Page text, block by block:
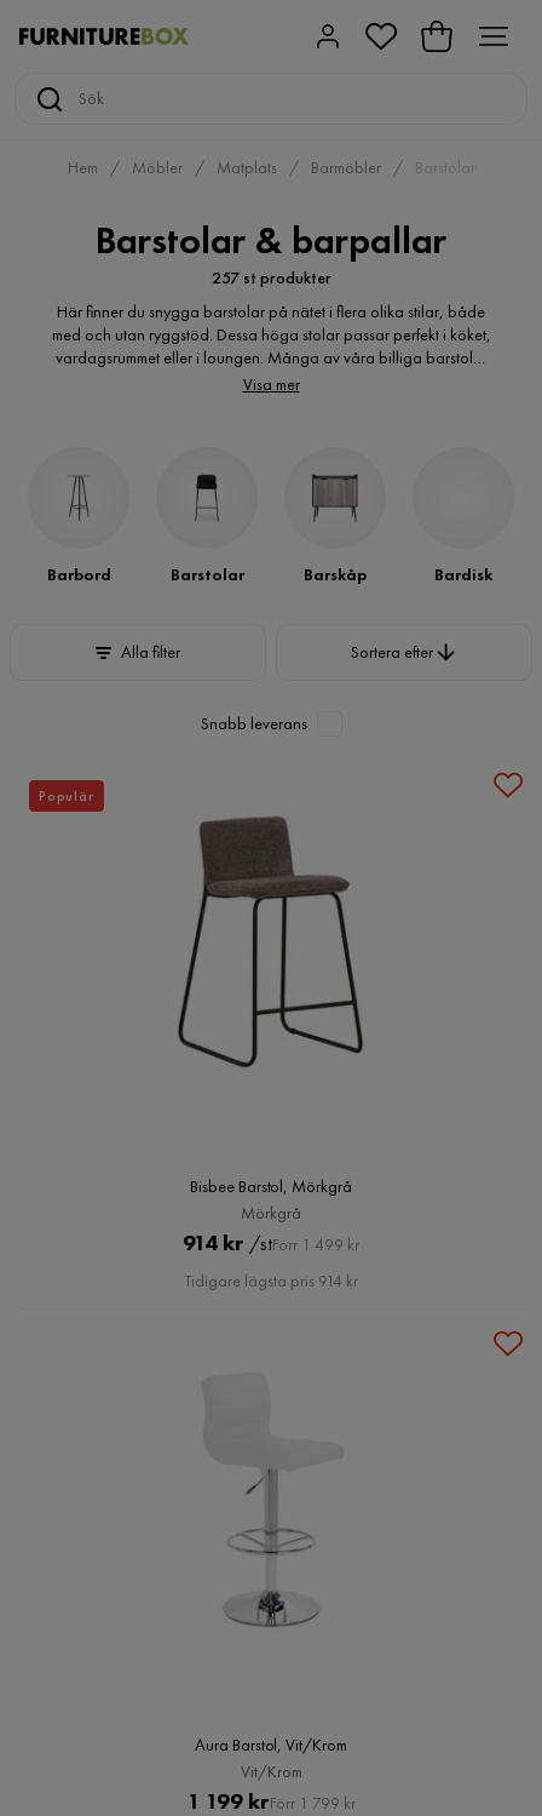
Hem Möbler Matplats Barmöbler Barstolar
Barstolar & barpallar
257 st produkter
Här finner du snygga barstolar på nätet i flera olika stilar, både
med och utan ryggstöd. Dessa höga stolar passar perfekt i köket,
vardagsrummet eller i loungen. Många av våra billiga barstolar
och barpallar har fotstöd för att göra sittupplevelsen extra
karaktär och ger dig en känsla av lyx i vardagen. Billiga barstolar
hos Furniturebox passar väldigt bra tillsammans med våra stilfulla
barbord som också finns i flertal modeller och nyanser. Är du ute
Visa mer
Barbord Barstolar Barskåp Bardisk
Alla filter Sortera efter
Snabb leverans
Bisbee Barstol, Mörkgrå
Mörkgrå
Pris
914 kr /stOriginal
Pris
Förr 1 499 kr
Tidigare lägsta pris 914 kr
Populär
Aura Barstol, Vit/Krom
Vit/Krom
Pris
1 199 krOriginal
Förr 1 799 kr